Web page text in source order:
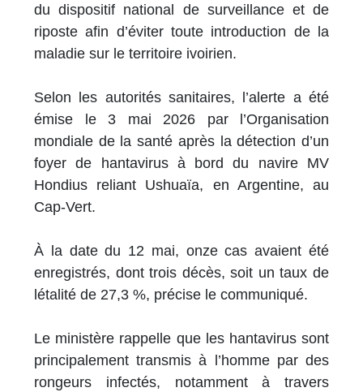
du dispositif national de surveillance et de
riposte afin d’éviter toute introduction de la
maladie sur le territoire ivoirien.
Selon les autorités sanitaires, l’alerte a été
émise le 3 mai 2026 par l’Organisation
mondiale de la santé après la détection d’un
foyer de hantavirus à bord du navire MV
Hondius reliant Ushuaïa, en Argentine, au
Cap-Vert.
À la date du 12 mai, onze cas avaient été
enregistrés, dont trois décès, soit un taux de
létalité de 27,3 %, précise le communiqué.
Le ministère rappelle que les hantavirus sont
principalement transmis à l’homme par des
rongeurs infectés, notamment à travers